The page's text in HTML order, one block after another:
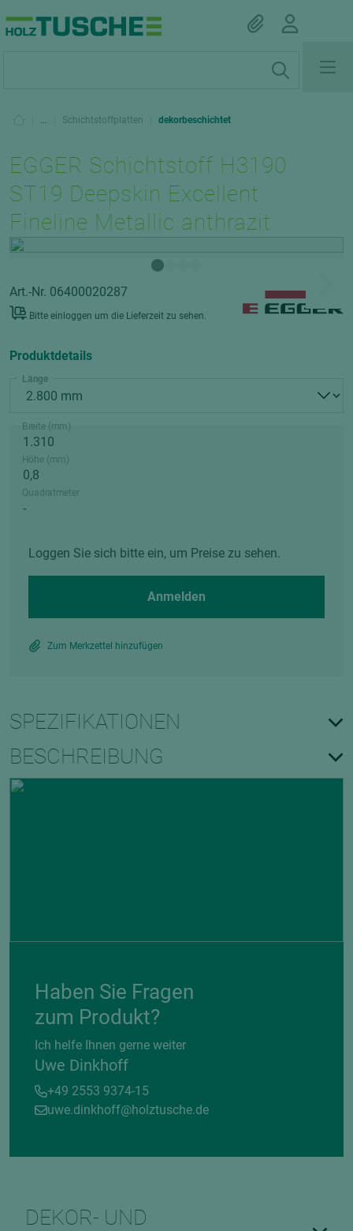
... Schichtstoffplatten dekorbeschichtet
EGGER Schichtstoff H3190
ST19 Deepskin Excellent
Fineline Metallic anthrazit
Art.-Nr. 06400020287
Bitte einloggen um die Lieferzeit zu sehen.
Produktdetails
Länge
Breite (mm)
Höhe (mm)
Quadratmeter
Loggen Sie sich bitte ein, um Preise zu sehen.
Anmelden
Zum Merkzettel hinzufügen
SPEZIFIKATIONEN
BESCHREIBUNG
Haben Sie Fragen
zum Produkt?
Ich helfe Ihnen gerne weiter
Uwe Dinkhoff
+49 2553 9374-15
uwe.dinkhoff@holztusche.de
DEKOR- UND